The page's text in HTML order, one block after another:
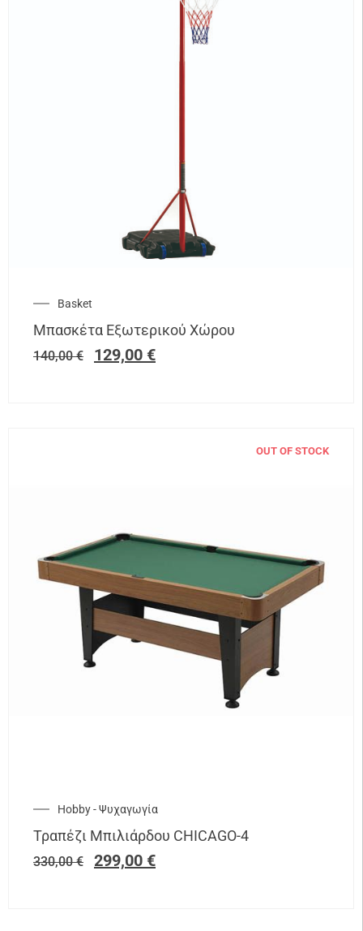
Basket
Μπασκέτα Εξωτερικού Χώρου
140,00€ 129,00 €
OUT OF STOCK
Hobby - Ψυχαγωγία
Τραπέζι Μπιλιάρδου CHICAGO-4
330,00€ 299,00 €